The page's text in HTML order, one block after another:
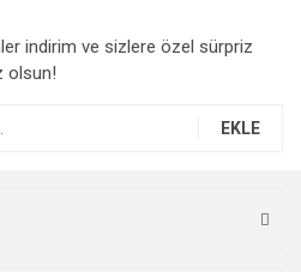
veya görüntülenemiyor.
bilgiler bulunuyor.
indirim ve sizlere özel sürpriz
olsun!
EKLE